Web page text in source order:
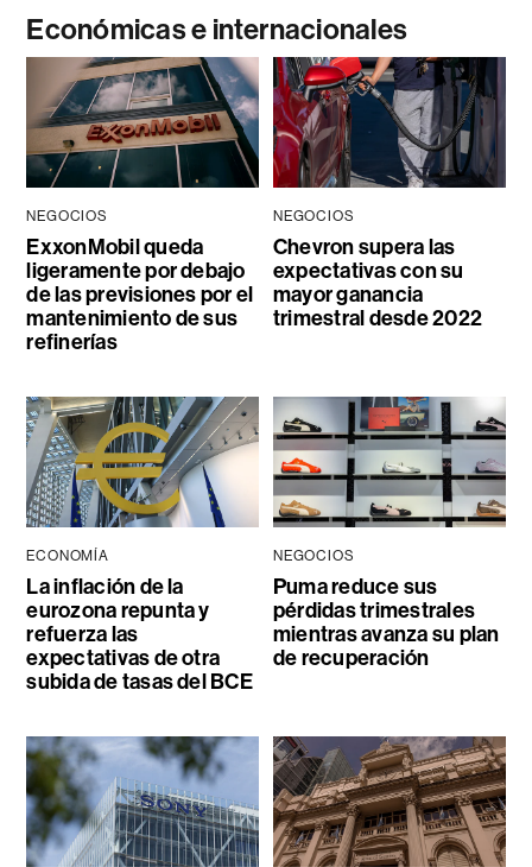
Económicas e internacionales
NEGOCIOS
ExxonMobil queda
ligeramente por debajo
de las previsiones por el
mantenimiento de sus
refinerías
NEGOCIOS
Chevron supera las
expectativas con su
mayor ganancia
trimestral desde 2022
ECONOMÍA
La inflación de la
eurozona repunta y
refuerza las
expectativas de otra
subida de tasas del BCE
NEGOCIOS
Puma reduce sus
pérdidas trimestrales
mientras avanza su plan
de recuperación